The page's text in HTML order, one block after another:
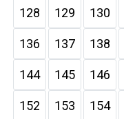
128 129 130
136 137 138
144 145 146
152 153 154